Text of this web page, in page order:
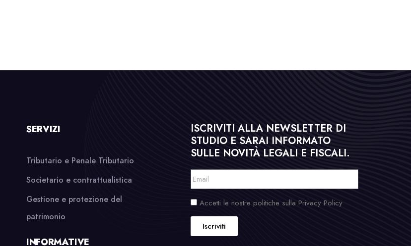
SERVIZI
Tributario e Penale Tributario
Societario e contrattualistica
Gestione e protezione del
patrimonio
INFORMATIVE
ISCRIVITI ALLA NEWSLETTER DI
STUDIO E SARAI INFORMATO
SULLE NOVITÀ LEGALI E FISCALI.
Accetti le nostre politiche sulla Privacy Policy
Iscriviti